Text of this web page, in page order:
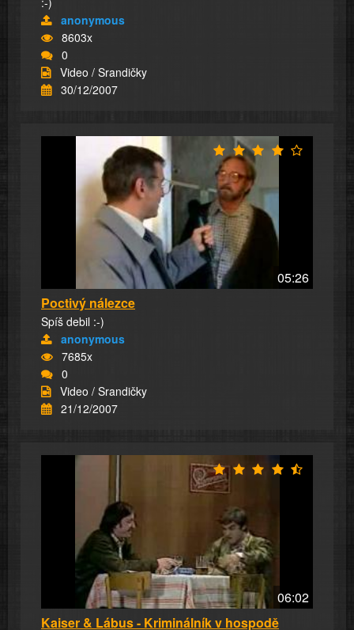
anonymous
8603x
0
Video / Srandičky
30/12/2007
05:26
Poctivý nálezce
Spíš debil :-)
anonymous
7685x
0
Video / Srandičky
21/12/2007
06:02
Kaiser & Lábus - Kriminálník v hospodě